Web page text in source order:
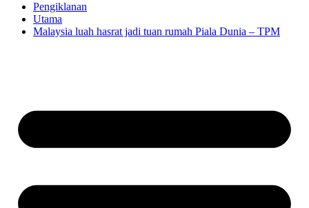
Pengiklanan
Utama
Malaysia luah hasrat jadi tuan rumah Piala Dunia – TPM